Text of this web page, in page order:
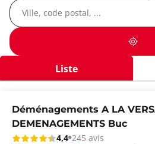
Liste
Déménagements A LA
DEMENAGEMENTS Buc
4,4 245 avis